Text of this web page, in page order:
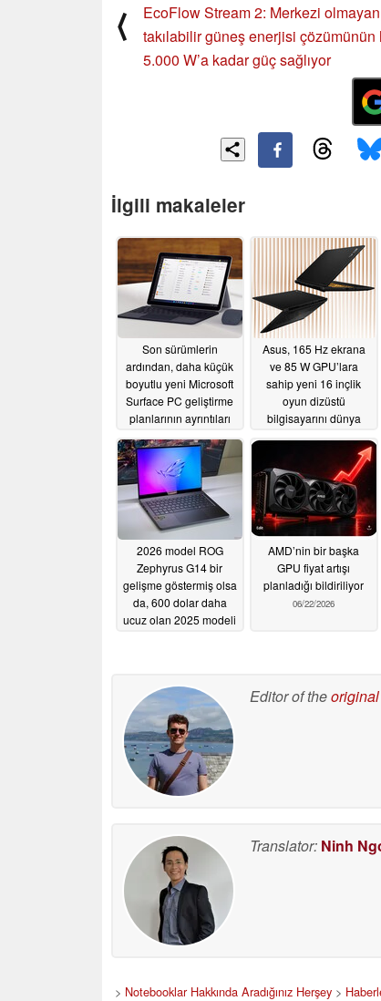
⟨
EcoFlow Stream 2: Merkezi
takılabilir güneş enerjisi çözümünün
5.000 W’a kadar güç sağlıyor
İlgili makaleler
Son sürümlerin
ardından, daha küçük
boyutlu yeni Microsoft
Surface PC geliştirme
planlarının ayrıntıları
07/01/2026
Asus, 165 Hz ekrana
ve 85 W GPU’lara
sahip yeni 16 inçlik
oyun dizüstü
bilgisayarını dünya
2026 model ROG
Zephyrus G14 bir
gelişme göstermiş olsa
da, 600 dolar daha
ucuz olan 2025 modeli
AMD’nin bir başka
GPU fiyat artışı
planladığı bildiriliyor
06/22/2026
Editor of the
Translator: Ninh
> Notebooklar Hakkında Aradığınız Herşey >